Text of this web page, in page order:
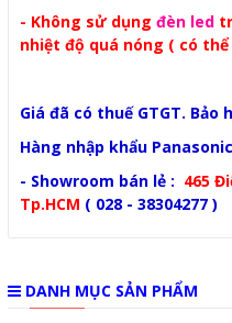
- Không sử dụng đèn led
nhiệt độ quá nóng ( có
Giá đã có thuế GTGT. Bảo
Hàng nhập khẩu
- Showroom bán lẻ : 465
Tp.HCM ( 028 - 38304277 )
DANH MỤC SẢN PHẨM